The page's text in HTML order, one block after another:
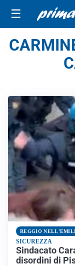
☰
REGGIO
SICUREZZA
Sindacato
disordini di